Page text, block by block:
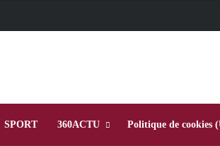
SPORT 360ACTU Politique de cookies